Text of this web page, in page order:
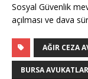
Sosyal Güvenlik
açılması ve dava
AĞIR CEZA
BURSA